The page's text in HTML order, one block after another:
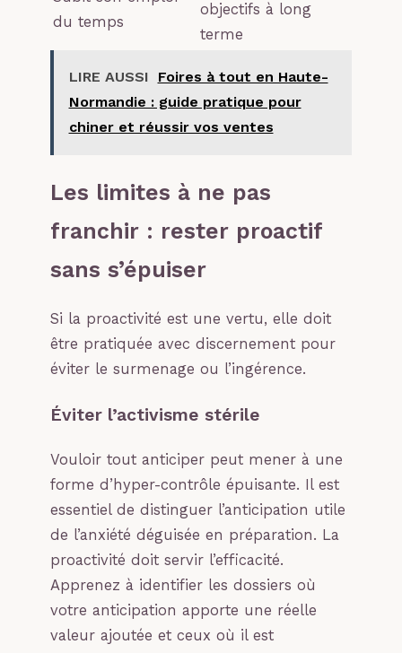
du temps
objectifs à long
terme
LIRE AUSSI
Foires à tout en Haute-
Normandie : guide pratique pour
chiner et réussir vos ventes
Les limites à ne pas
franchir : rester proactif
sans s’épuiser
Si la proactivité est une vertu, elle doit
être pratiquée avec discernement pour
éviter le surmenage ou l’ingérence.
Éviter l’activisme stérile
Vouloir tout anticiper peut mener à une
forme d’hyper-contrôle épuisante. Il est
essentiel de distinguer l’anticipation utile
de l’anxiété déguisée en préparation. La
proactivité doit servir l’efficacité.
Apprenez à identifier les dossiers où
votre anticipation apporte une réelle
valeur ajoutée et ceux où il est